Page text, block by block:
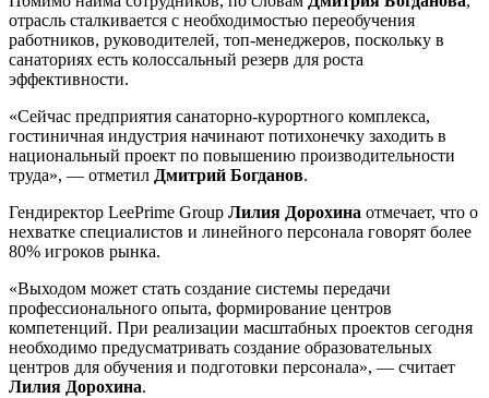
отрасль сталкивается с необходимостью переобучения
работников, руководителей, топ-менеджеров, поскольку в
санаториях есть колоссальный резерв для роста
эффективности.
«Сейчас предприятия санаторно-курортного комплекса,
гостиничная индустрия начинают потихонечку заходить в
национальный проект по повышению производительности
труда», — отметил Дмитрий Богданов.
Гендиректор LeePrime Group Лилия Дорохина отмечает, что о
нехватке специалистов и линейного персонала говорят более
80% игроков рынка.
«Выходом может стать создание системы передачи
профессионального опыта, формирование центров
компетенций. При реализации масштабных проектов сегодня
необходимо предусматривать создание образовательных
центров для обучения и подготовки персонала», — считает
Лилия Дорохина.